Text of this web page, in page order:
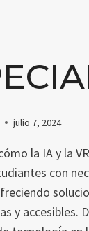
julio 7, 2024
la IA y la
con
y accesibles.